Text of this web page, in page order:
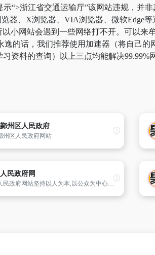
“>浙江省交通运输厅”该网站违规，并
器、X浏览器、VIA浏览器、微软Edge
小网站会遇到一些网络打不开。可以来
的话，我们推荐使用加速器（将自己
资料的查询）以上三点均能解决
州区人民政府
州区人民政府网站
民政府网
六安市人民政府网站坚持以人为本,以公众为中心,着重围绕政务信息公开、网上办事、网上问政和公众互动四大类功能导向,打造服务型政府网络平台,使其成为政府的信息公开总渠道、行政服务总窗口、公众互动总平台